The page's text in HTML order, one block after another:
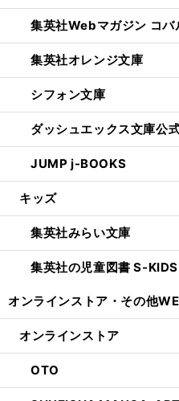
集英社Webマガジン コバ
集英社オレンジ文庫
シフォン文庫
ダッシュエックス文庫公
JUMP j-BOOKS
キッズ
集英社みらい文庫
集英社の児童図書 S-
オンラインストア・ その他
オンラインストア
OTO